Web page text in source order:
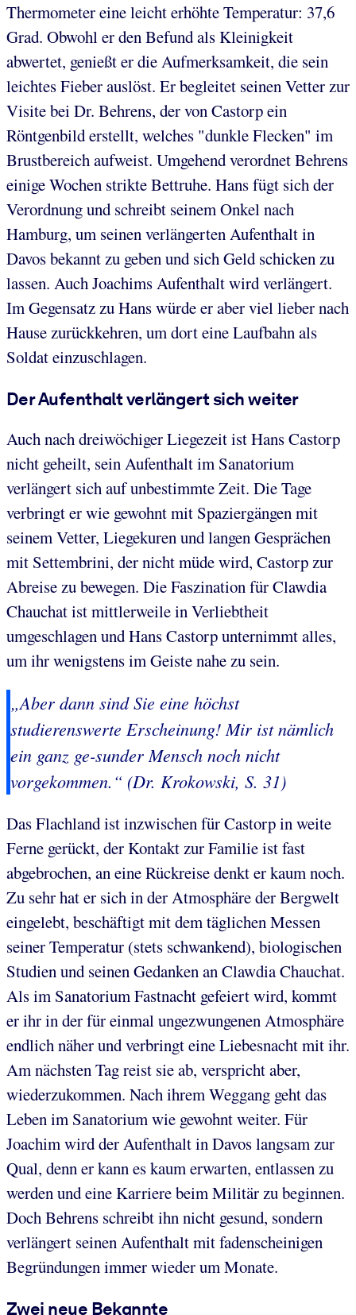
Thermometer eine leicht erhöhte Temperatur: 37,6
Grad. Obwohl er den Befund als Kleinigkeit
abwertet, genießt er die Aufmerksamkeit, die sein
leichtes Fieber auslöst. Er begleitet seinen Vetter zur
Visite bei Dr. Behrens, der von Castorp ein
Röntgenbild erstellt, welches "dunkle Flecken" im
Brustbereich aufweist. Umgehend verordnet Behrens
einige Wochen strikte Bettruhe. Hans fügt sich der
Verordnung und schreibt seinem Onkel nach
Hamburg, um seinen verlängerten Aufenthalt in
Davos bekannt zu geben und sich Geld schicken zu
lassen. Auch Joachims Aufenthalt wird verlängert.
Im Gegensatz zu Hans würde er aber viel lieber nach
Hause zurückkehren, um dort eine Laufbahn als
Soldat einzuschlagen.
Der Aufenthalt verlängert sich weiter
Auch nach dreiwöchiger Liegezeit ist Hans Castorp
nicht geheilt, sein Aufenthalt im Sanatorium
verlängert sich auf unbestimmte Zeit. Die Tage
verbringt er wie gewohnt mit Spaziergängen mit
seinem Vetter, Liegekuren und langen Gesprächen
mit Settembrini, der nicht müde wird, Castorp zur
Abreise zu bewegen. Die Faszination für Clawdia
Chauchat ist mittlerweile in Verliebtheit
umgeschlagen und Hans Castorp unternimmt alles,
um ihr wenigstens im Geiste nahe zu sein.
„Aber dann sind Sie eine höchst
studierenswerte Erscheinung! Mir ist nämlich
ein ganz ge-sunder Mensch noch nicht
vorgekommen.“ (Dr. Krokowski, S. 31)
Das Flachland ist inzwischen für Castorp in weite
Ferne gerückt, der Kontakt zur Familie ist fast
abgebrochen, an eine Rückreise denkt er kaum noch.
Zu sehr hat er sich in der Atmosphäre der Bergwelt
eingelebt, beschäftigt mit dem täglichen Messen
seiner Temperatur (stets schwankend), biologischen
Studien und seinen Gedanken an Clawdia Chauchat.
Als im Sanatorium Fastnacht gefeiert wird, kommt
er ihr in der für einmal ungezwungenen Atmosphäre
endlich näher und verbringt eine Liebesnacht mit ihr.
Am nächsten Tag reist sie ab, verspricht aber,
wiederzukommen. Nach ihrem Weggang geht das
Leben im Sanatorium wie gewohnt weiter. Für
Joachim wird der Aufenthalt in Davos langsam zur
Qual, denn er kann es kaum erwarten, entlassen zu
werden und eine Karriere beim Militär zu beginnen.
Doch Behrens schreibt ihn nicht gesund, sondern
verlängert seinen Aufenthalt mit fadenscheinigen
Begründungen immer wieder um Monate.
Zwei neue Bekannte